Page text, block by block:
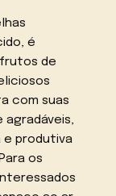
é
de
com suas
e produtiva
os